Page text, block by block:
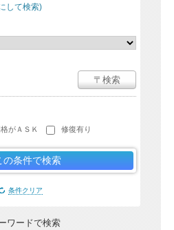
して検索)
〒検索
がＡＳＫ 修復有り
の条件で検索
条件クリア
ワードで検索